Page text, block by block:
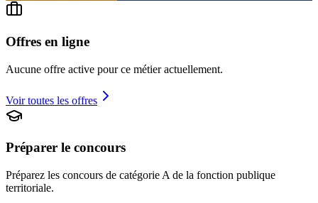
Offres en ligne
Aucune offre active pour ce métier actuellement.
Voir toutes les offres
Préparer le concours
Préparez les concours de catégorie A de la fonction publique
territoriale.